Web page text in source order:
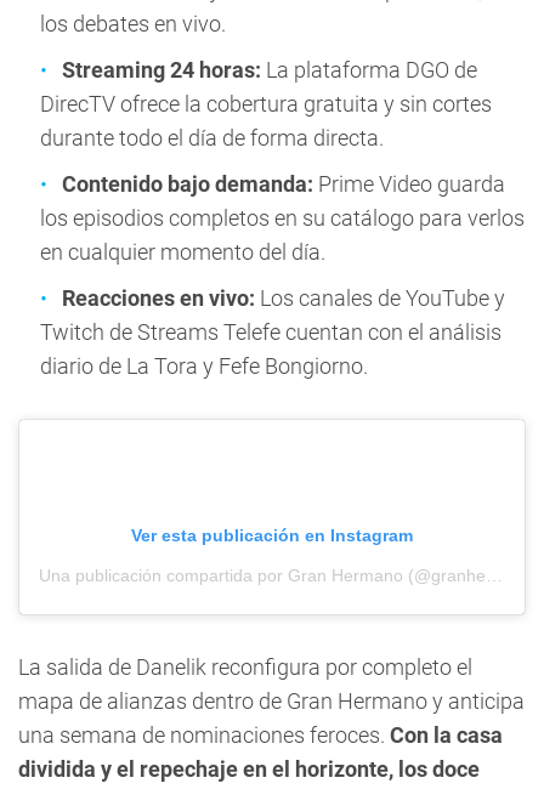
los debates en vivo.
Streaming 24 horas: La plataforma DGO de
DirecTV ofrece la cobertura gratuita y sin cortes
durante todo el día de forma directa.
Contenido bajo demanda: Prime Video guarda
los episodios completos en su catálogo para verlos
en cualquier momento del día.
Reacciones en vivo: Los canales de YouTube y
Twitch de Streams Telefe cuentan con el análisis
diario de La Tora y Fefe Bongiorno.
Ver esta publicación en Instagram
La salida de Danelik reconfigura por completo el
mapa de alianzas dentro de Gran Hermano y anticipa
una semana de nominaciones feroces. Con la casa
dividida y el repechaje en el horizonte, los doce